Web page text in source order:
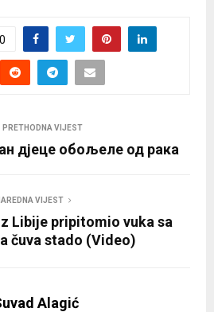
0
PRETHODNA VIJEST
дјеце обољеле од рака
VIJEST
Libije pripitomio vuka sa
čuva stado (Video)
Alagić